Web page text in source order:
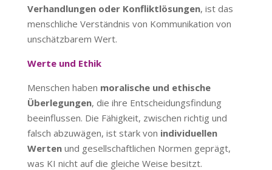
Verhandlungen oder Konfliktlösungen, ist das
menschliche Verständnis von Kommunikation von
unschätzbarem Wert.
Werte und Ethik
Menschen haben moralische und ethische
Überlegungen, die ihre Entscheidungsfindung
beeinflussen. Die Fähigkeit, zwischen richtig und
falsch abzuwägen, ist stark von individuellen
Wertenund gesellschaftlichen Normen geprägt,
was KI nicht auf die gleiche Weise besitzt.